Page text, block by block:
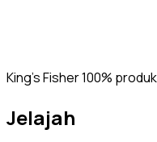
King’s Fisher 100%
Jelajah